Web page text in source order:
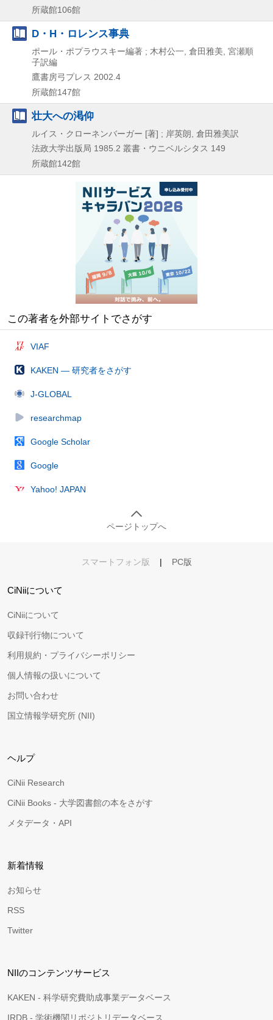
所蔵館106館
D・H・ロレンス事典
ポール・ポプラウスキー編著 ; 木村公一, 倉田雅美, 宮瀬順
子訳編
鷹書房弓プレス 2002.4
所蔵館147館
壮大への渇仰
ルイス・クローネンバーガー [著] ; 岸英朗, 倉田雅美訳
法政大学出版局 1985.2 叢書・ウニベルシタス 149
所蔵館142館
この著者を外部サイトでさがす
VIAF
KAKEN — 研究者をさがす
J-GLOBAL
researchmap
Google Scholar
Google
Yahoo! JAPAN
ページトップへ
スマートフォン版 | PC版
CiNiiについて
CiNiiについて
収録刊行物について
利用規約・プライバシーポリシー
個人情報の扱いについて
お問い合わせ
国立情報学研究所 (NII)
ヘルプ
CiNii Research
CiNii Books - 大学図書館の本をさがす
メタデータ・API
新着情報
お知らせ
RSS
Twitter
NIIのコンテンツサービス
KAKEN - 科学研究費助成事業データベース
IRDB - 学術機関リポジトリデータベース